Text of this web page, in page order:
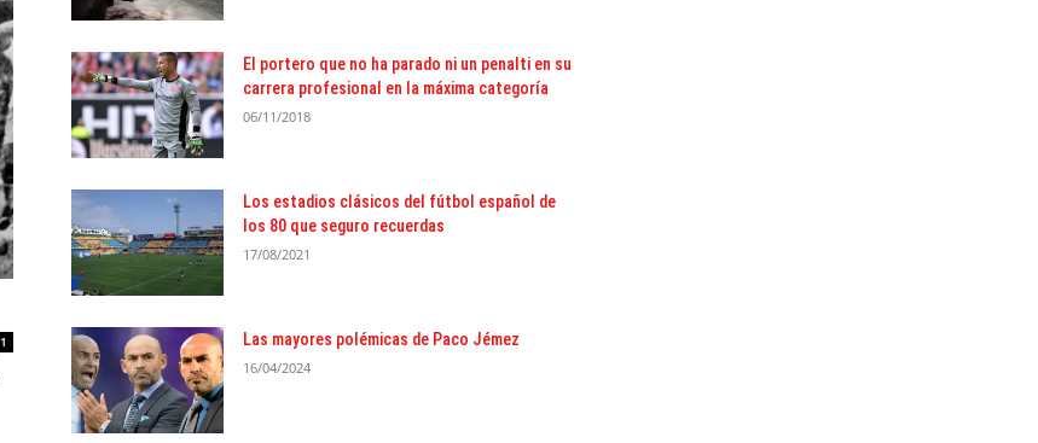
1
El portero que no ha parado ni un penalti en su
carrera profesional en la máxima categoría
06/11/2018
Los estadios clásicos del fútbol español de
los 80 que seguro recuerdas
17/08/2021
Las mayores polémicas de Paco Jémez
16/04/2024